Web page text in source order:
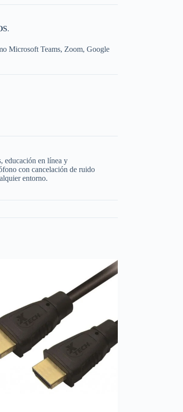
.
Microsoft Teams, Zoom, Google
educación en línea y
con cancelación de ruido
entorno.